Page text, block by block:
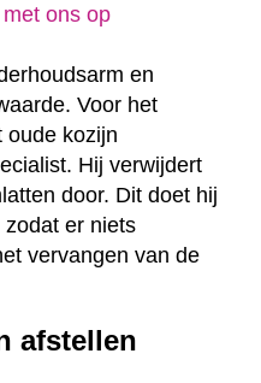
ons op
en
Voor het
oude kozijn
Hij verwijdert
door. Dit doet hij
er niets
vervangen van de
afstellen